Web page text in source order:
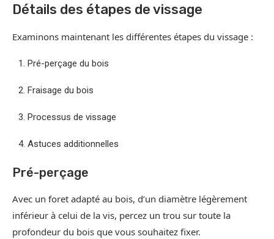
Détails des étapes de vissage
Examinons maintenant les différentes étapes du vissage :
Pré-perçage du bois
Fraisage du bois
Processus de vissage
Astuces additionnelles
Pré-perçage
Avec un foret adapté au bois, d’un diamètre légèrement
inférieur à celui de la vis, percez un trou sur toute la
profondeur du bois que vous souhaitez fixer.